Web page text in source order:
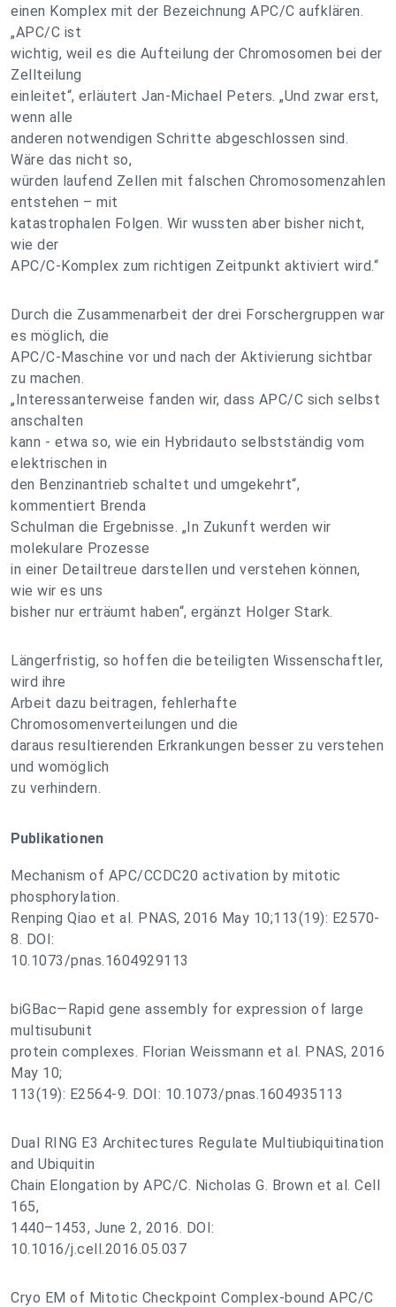
einen Komplex mit der Bezeichnung APC/C aufklären.
„APC/C ist
wichtig, weil es die Aufteilung der Chromosomen bei der
Zellteilung
einleitet“, erläutert Jan-Michael Peters. „Und zwar erst,
wenn alle
anderen notwendigen Schritte abgeschlossen sind.
Wäre das nicht so,
würden laufend Zellen mit falschen Chromosomenzahlen
entstehen – mit
katastrophalen Folgen. Wir wussten aber bisher nicht,
wie der
APC/C-Komplex zum richtigen Zeitpunkt aktiviert wird.“
Durch die Zusammenarbeit der drei Forschergruppen war
es möglich, die
APC/C-Maschine vor und nach der Aktivierung sichtbar
zu machen.
„Interessanterweise fanden wir, dass APC/C sich selbst
anschalten
kann - etwa so, wie ein Hybridauto selbstständig vom
elektrischen in
den Benzinantrieb schaltet und umgekehrt“,
kommentiert Brenda
Schulman die Ergebnisse. „In Zukunft werden wir
molekulare Prozesse
in einer Detailtreue darstellen und verstehen können,
wie wir es uns
bisher nur erträumt haben“, ergänzt Holger Stark.
Längerfristig, so hoffen die beteiligten Wissenschaftler,
wird ihre
Arbeit dazu beitragen, fehlerhafte
Chromosomenverteilungen und die
daraus resultierenden Erkrankungen besser zu verstehen
und womöglich
zu verhindern.
Publikationen
Mechanism of APC/CCDC20 activation by mitotic
phosphorylation.
Renping Qiao et al. PNAS, 2016 May 10;113(19): E2570-
8. DOI:
10.1073/pnas.1604929113
biGBac—Rapid gene assembly for expression of large
multisubunit
protein complexes. Florian Weissmann et al. PNAS, 2016
May 10;
113(19): E2564-9. DOI: 10.1073/pnas.1604935113
Dual RING E3 Architectures Regulate Multiubiquitination
and Ubiquitin
Chain Elongation by APC/C. Nicholas G. Brown et al. Cell
165,
1440–1453, June 2, 2016. DOI:
10.1016/j.cell.2016.05.037
Cryo EM of Mitotic Checkpoint Complex-bound APC/C